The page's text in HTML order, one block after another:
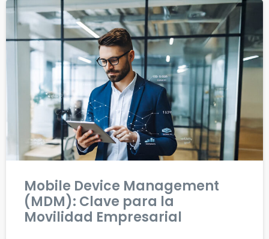
Mobile Device Management
(MDM): Clave para la
Movilidad Empresarial